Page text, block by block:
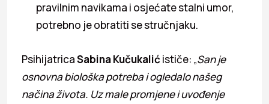
pravilnim navikama i osjećate stalni umor,
potrebno je obratiti se stručnjaku.
PsihijatricaSabina Kučukalić ističe: „San je
osnovna biološka potreba i ogledalo našeg
načina života. Uz male promjene iuvođenje